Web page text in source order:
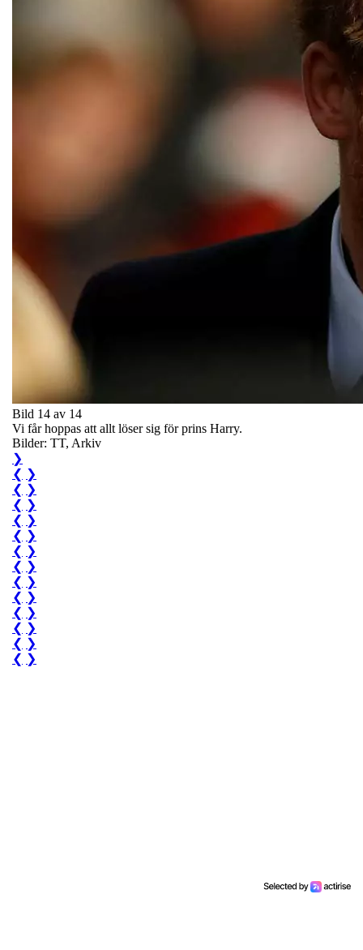
Bild 14 av 14
Vi får hoppas att allt löser sig för prins Harry.
Bilder: TT, Arkiv
❯
❮ ❯
❮ ❯
❮ ❯
❮ ❯
❮ ❯
❮ ❯
❮ ❯
❮ ❯
❮ ❯
❮ ❯
❮ ❯
❮ ❯
❮ ❯